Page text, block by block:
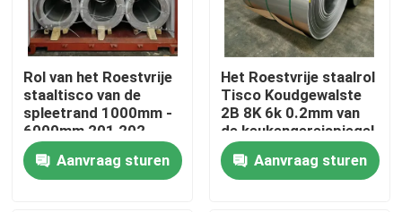
Huis
Rol van het Roestvrije
staaltisco van de
spleetrand 1000mm -
6000mm 201 202
Aanvraag sturen
Het Roestvrije staalrol
Tisco Koudgewalste
2B 8K 6k 0.2mm van
de keukengereispiegel
Aanvraag sturen